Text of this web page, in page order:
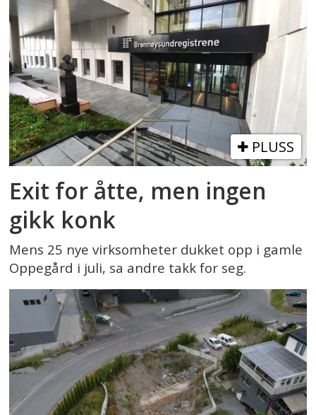
PLUSS
Exit for åtte, men ingen
gikk konk
Mens 25 nye virksomheter dukket opp i gamle
Oppegård i juli, sa andre takk for seg.